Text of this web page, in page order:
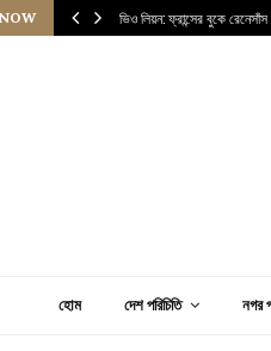
ভিও লিয়ন: ফ্রান্সের বুকে
হোম দেশ পরিচিতি নগর